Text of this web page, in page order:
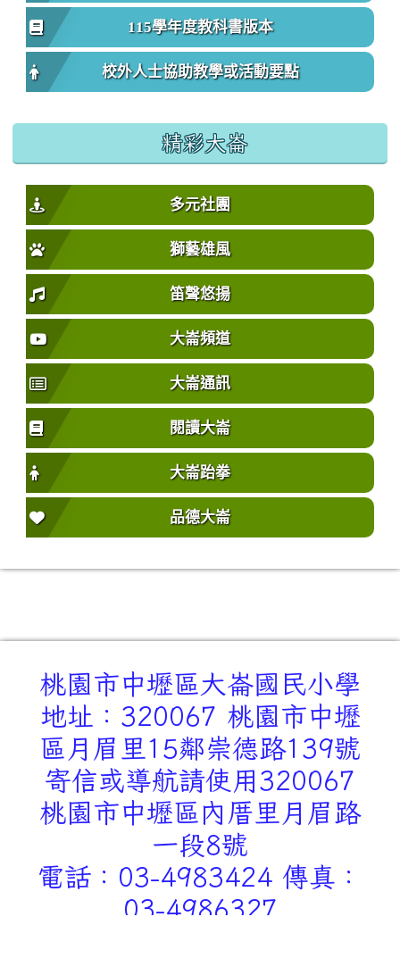
115學年度教科書版本
校外人士協助教學或活動要點
精彩大崙
多元社團
獅藝雄風
笛聲悠揚
大崙頻道
大崙通訊
閱讀大崙
大崙跆拳
品德大崙
桃園市中壢區大崙國民小學
地址：320067 桃園市中壢
區月眉里15鄰崇德路139號
寄信或導航請使用320067
桃園市中壢區內厝里月眉路
一段8號
電話：03-4983424 傳真：
03-4986327